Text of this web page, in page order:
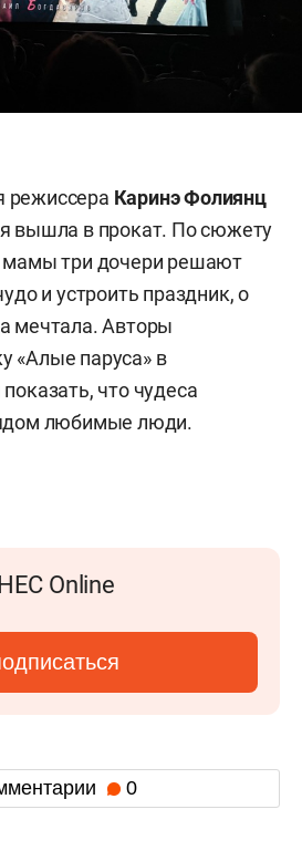
режиссера Каринэ Фолиянц
вышла в прокат. По сюжету
мамы три дочери решают
и устроить праздник, о
мечтала. Авторы
«Алые паруса» в
что чудеса
любимые люди.
Online
0